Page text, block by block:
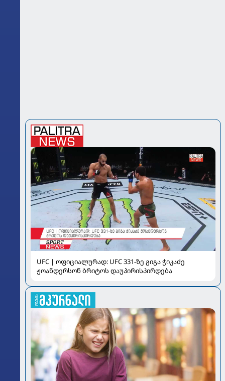
UFC | ოფიციალურად: UFC 331-ზე გიგა ჭიკაძე
ჟოანდერსონ ბრიტოს დაუპირისპირდება